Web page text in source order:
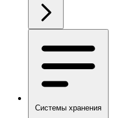
Системы хранения